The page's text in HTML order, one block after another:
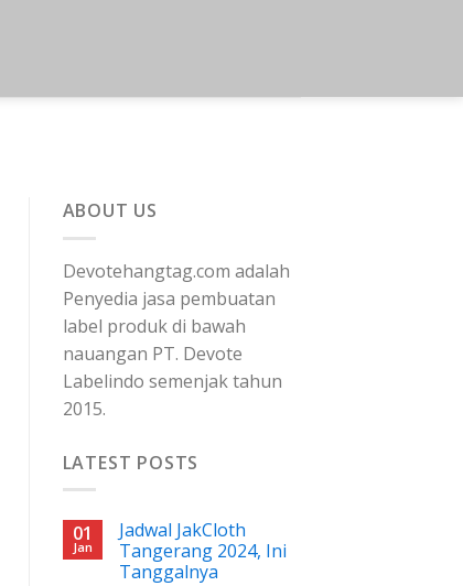
ABOUT US
Devotehangtag.com adalah
Penyedia jasa pembuatan
label produk di bawah
nauangan PT. Devote
Labelindo semenjak tahun
2015.
LATEST POSTS
01
Jan
Jadwal JakCloth
Tangerang 2024, Ini
Tanggalnya